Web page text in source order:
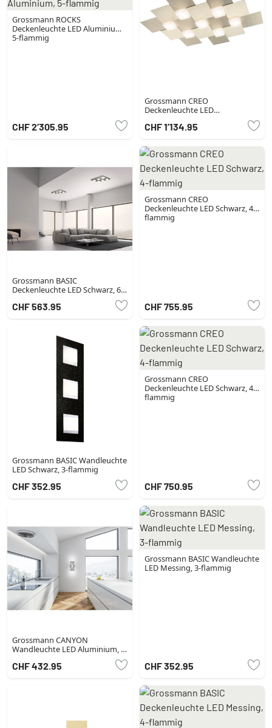
Grossmann ROCKS
Deckenleuchte LED Aluminium,
5-flammig
CHF 2’305.95
Grossmann CREO
Deckenleuchte LED
Champagnerfarben, 7-flammig
CHF 1’134.95
Grossmann BASIC
Deckenleuchte LED Schwarz, 6-
CHF 563.95
Grossmann CREO
Deckenleuchte LED Schwarz, 4-
flammig
CHF 755.95
Grossmann BASIC Wandleuchte
LED Schwarz, 3-flammig
CHF 352.95
Grossmann CREO
Deckenleuchte LED Schwarz, 4-
flammig
CHF 750.95
Grossmann CANYON
Wandleuchte LED Aluminium, 2-
CHF 432.95
Grossmann BASIC Wandleuchte
LED Messing, 3-flammig
CHF 352.95